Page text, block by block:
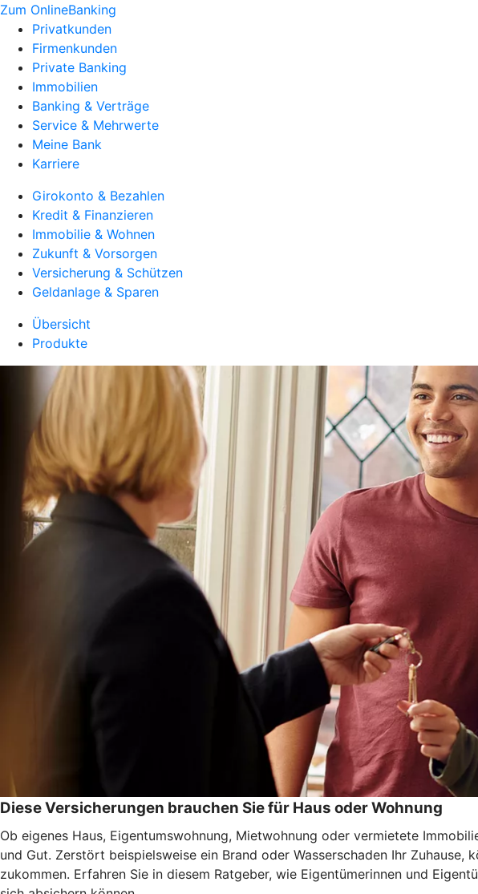
Zum OnlineBanking
Privatkunden
Firmenkunden
Private Banking
Immobilien
Banking & Verträge
Service & Mehrwerte
Meine Bank
Karriere
Girokonto & Bezahlen
Kredit & Finanzieren
Immobilie & Wohnen
Zukunft & Vorsorgen
Versicherung & Schützen
Geldanlage & Sparen
Übersicht
Produkte
Diese Versicherungen brauchen Sie für Haus oder Wohnung
Ob eigenes Haus, Eigentumswohnung, Mietwohnung oder vermietete
und Gut. Zerstört beispielsweise ein Brand oder Wasserschaden Ihr
zukommen. Erfahren Sie in diesem Ratgeber, wie Eigentümerinnen und